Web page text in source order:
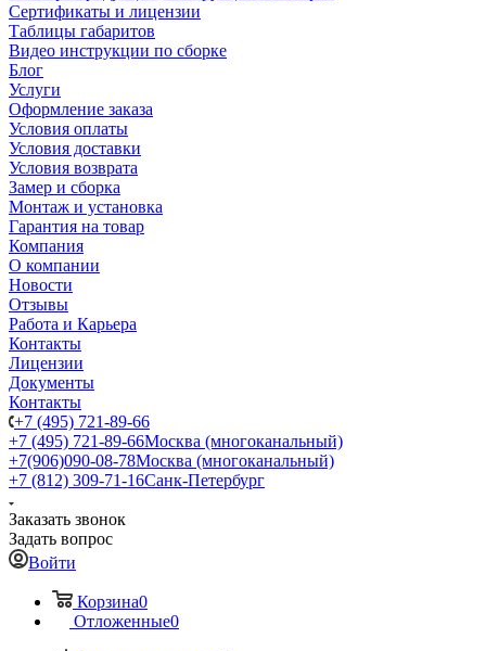
Сертификаты и лицензии
Таблицы габаритов
Видео инструкции по сборке
Блог
Услуги
Оформление заказа
Условия оплаты
Условия доставки
Условия возврата
Замер и сборка
Монтаж и установка
Гарантия на товар
Компания
О компании
Новости
Отзывы
Работа и Карьера
Контакты
Лицензии
Документы
Контакты
+7 (495) 721-89-66
+7 (495) 721-89-66Москва (многоканальный)
+7(906)090-08-78Москва (многоканальный)
+7 (812) 309-71-16Санк-Петербург
Заказать звонок
Задать вопрос
Войти
Корзина0
Отложенные0